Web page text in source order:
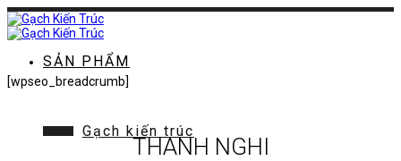
Chuyển
đến
nội
SẢN PHẨM
Gạch kiến trúc
[wpseo_breadcrumb]
THANH NGHI